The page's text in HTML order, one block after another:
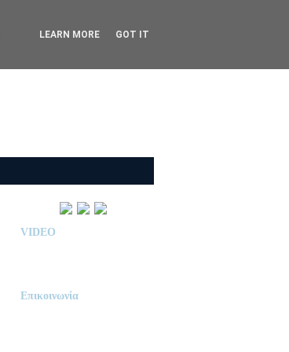
VIDEO
Επικοινωνία
LEARN MORE GOT IT